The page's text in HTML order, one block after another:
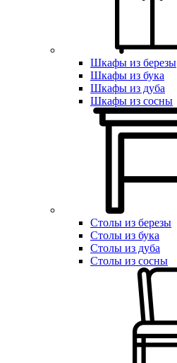
Шкафы из березы
Шкафы из бука
Шкафы из дуба
Шкафы из сосны
Столы из березы
Столы из бука
Столы из дуба
Столы из сосны